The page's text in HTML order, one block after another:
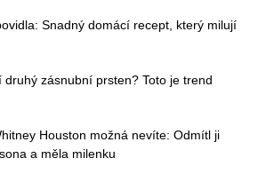
Snadný domácí recept, který milují
druhý zásnubní prsten? Toto je trend
Houston možná nevíte: Odmítl ji
a měla milenku